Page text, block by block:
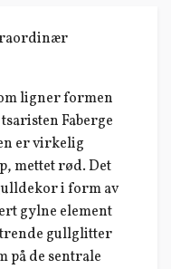
ligner formen
Faberge
er virkelig
mettet rød. Det
i form av
gylne element
gullglitter
på de sentrale